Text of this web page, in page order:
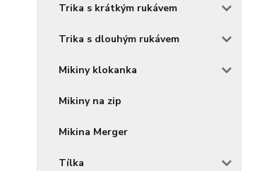
Trika s krátkým rukávem
Trika s dlouhým rukávem
Mikiny klokanka
Mikiny na zip
Mikina Merger
Tílka